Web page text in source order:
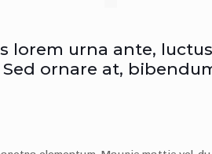
lorem urna ante,
ornare at,